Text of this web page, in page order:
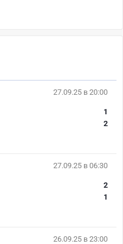
27.09.25 в 20:00
1
2
27.09.25 в 06:30
2
1
26.09.25 в 23:00